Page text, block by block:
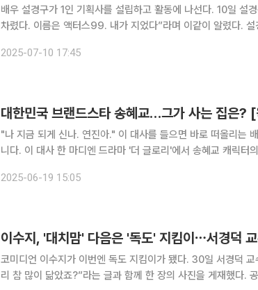
배우 설경구가 1인 기획사를 설립하고 활동에 나선다. 10일 설경구는 팬카페를 통해 “회사를 하나
차렸다. 이름은 액터스99. 내가 지었다”라며 이같이 알렸다. 설경구는 “씨제스에서 마지막 현장을
분이 묘한 건 사실”이라고 독자 활동에 대한 심경을 전했
2025-07-10 17:45
대한민국 브랜드스타 송혜교…그가 사는 집은?
"나 지금 되게 신나. 연진아." 이 대사를 들으면 바로 떠올리는 배우가 있습니다. 바로 배우 송혜교입
니다. 이 대사 한 마디엔 드라마 '더 글로리'에서 송혜교 캐릭터
준이 됐다고 해도 과언이 아닌데요. 특히 이 대사는 단
2025-06-19 15:05
코미디언 이수지가 이번엔 독도 지킴이가 됐다. 30일 서경덕 교수는 자신의 인스타그램을 토앻 “우
리 참 많이 닮았죠?”라는 글과 함께 한 장의 사진을 게재했다. 공개된 사진 속에는 서경덕 교수와 이